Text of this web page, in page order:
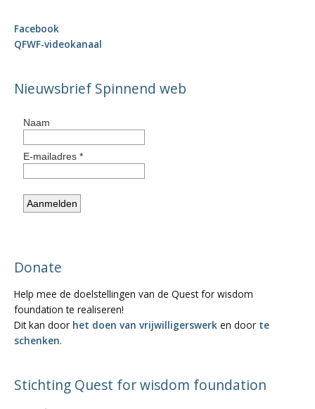
Facebook
QFWF-videokanaal
Nieuwsbrief Spinnend web
Donate
Help mee de doelstellingen van de Quest for wisdom
foundation te realiseren!
Dit kan door het doen van vrijwilligerswerk en door te
schenken.
Stichting Quest for wisdom foundation